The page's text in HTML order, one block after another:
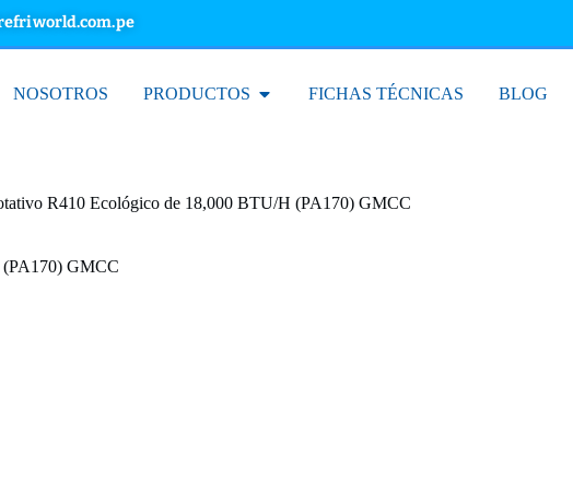
NOSOTROS PRODUCTOS FICHAS TÉCNICAS BLOG
R410 Ecológico de 18,000 BTU/H (PA170) GMCC